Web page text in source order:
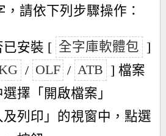
請依下列步驟操作：
已安裝 [ 全字庫軟體包 ]
/ OLF / ATB ] 檔案
擇「開啟檔案」
列印」的視窗中，點選